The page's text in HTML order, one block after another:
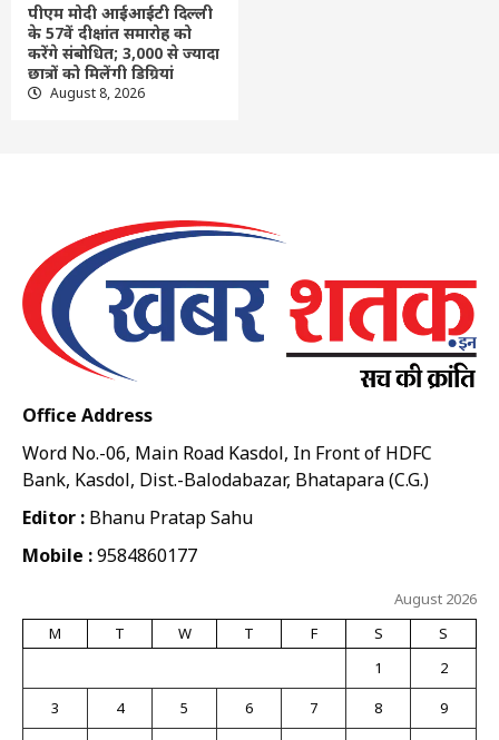
पीएम मोदी आईआईटी दिल्ली
के 57वें दीक्षांत समारोह को
करेंगे संबोधित; 3,000 से ज्यादा
छात्रों को मिलेंगी डिग्रियां
August 8, 2026
Office Address
Word No.-06, Main Road Kasdol, In Front of HDFC
Bank, Kasdol, Dist.-Balodabazar, Bhatapara (C.G.)
Editor : Bhanu Pratap Sahu
Mobile :9584860177
August 2026
M
T W T F S
S
1
2
3
4 5 6 7 8
9